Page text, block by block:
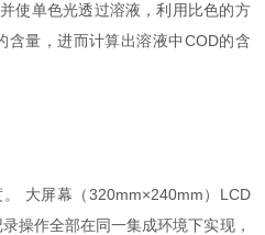
使单色光透过溶液，利用比色的方
含量，进而计算出溶液中COD的含
大屏幕（320mm×240mm）LCD
操作全部在同一集成环境下实现，